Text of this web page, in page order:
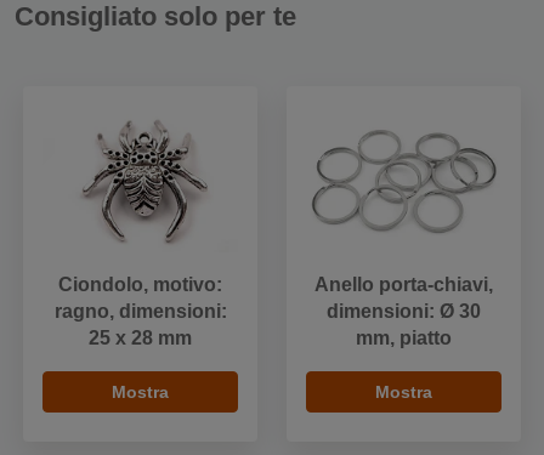
Consigliato solo per te
Ciondolo, motivo:
ragno, dimensioni:
25 x 28 mm
Mostra
Anello porta-chiavi,
dimensioni: Ø 30
mm, piatto
Mostra